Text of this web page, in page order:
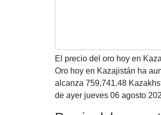
El precio del oro hoy en
Oro hoy en Kazajistán ha
alcanza 759,741.48
de ayer jueves 06 agosto